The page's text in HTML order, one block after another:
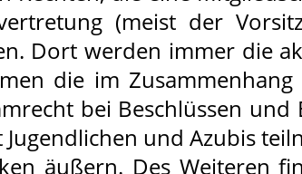
(meist der
Dort werden immer die
die im
bei Beschlüssen
und Azubis
äußern. Des Weiteren